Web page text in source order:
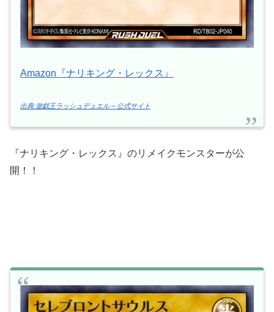
Amazon『ナリキング・レックス』
出典:遊戯王ラッシュデュエル – 公式サイト
『ナリキング・レックス』のリメイクモンスターが公
開！！